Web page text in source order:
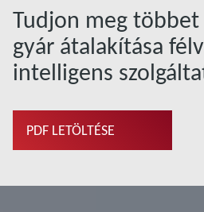
Tudjon meg többet
gyár átalakítása
intelligens
PDF LETÖLTÉSE